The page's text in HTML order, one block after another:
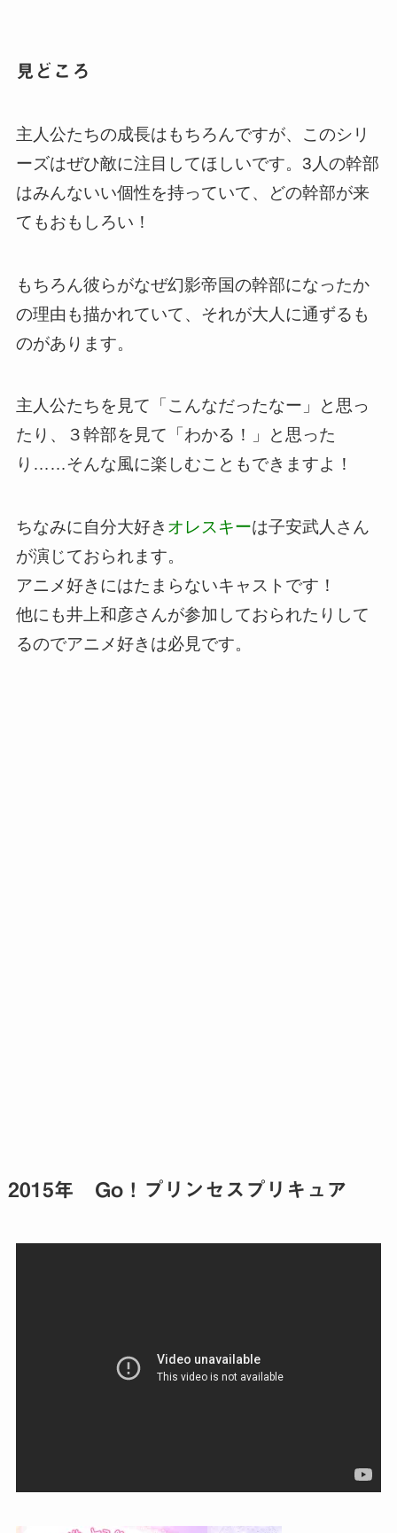
見どころ
主人公たちの成長はもちろんですが、このシリ
ーズはぜひ敵に注目してほしいです。3人の幹部
はみんないい個性を持っていて、どの幹部が来
てもおもしろい！
もちろん彼らがなぜ幻影帝国の幹部になったか
の理由も描かれていて、それが大人に通ずるも
のがあります。
主人公たちを見て「こんなだったなー」と思っ
たり、３幹部を見て「わかる！」と思った
り……そんな風に楽しむこともできますよ！
ちなみに自分大好き オレスキーは子安武人さん
が演じておられます。
アニメ好きにはたまらないキャストです！
他にも井上和彦さんが参加しておられたりして
るのでアニメ好きは必見です。
2015年 Go！プリンセスプリキュア